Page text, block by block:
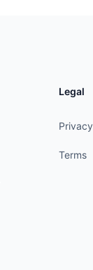
Legal
Privacy
Terms